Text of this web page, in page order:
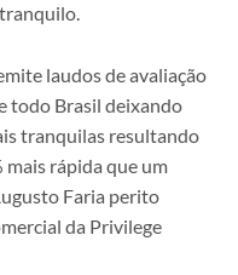
laudos de avaliação
todo Brasil deixando
tranquilas resultando
mais rápida que um
Faria perito
da Privilege